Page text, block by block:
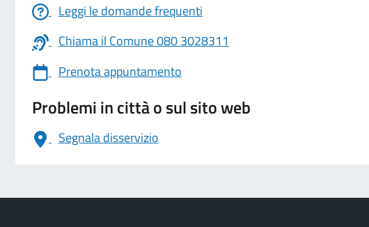
Leggi le domande frequenti
Chiama il Comune 080 3028311
Prenota appuntamento
Problemi in città o sul sito web
Segnala disservizio